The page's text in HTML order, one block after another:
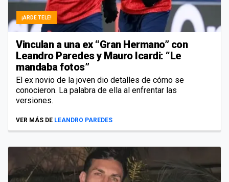
¡ARDE TELE!
Vinculan a una ex “Gran Hermano” con
Leandro Paredes y Mauro Icardi: “Le
mandaba fotos”
El ex novio de la joven dio detalles de cómo se
conocieron. La palabra de ella al enfrentar las
versiones.
VER MÁS DE LEANDRO PAREDES